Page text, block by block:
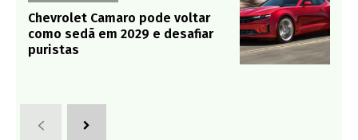
Chevrolet Camaro pode voltar
como sedã em 2029 e desafiar
puristas